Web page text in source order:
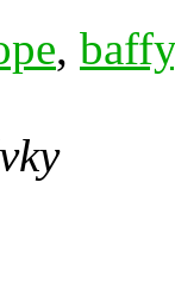
, baffy